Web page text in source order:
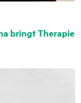
bringt Therapie